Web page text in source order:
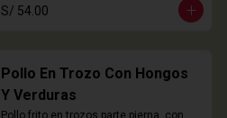
S/ 54.00
Pollo En Trozo Con Hongos
Y Verduras
Pollo frito en trozos parte pierna, con